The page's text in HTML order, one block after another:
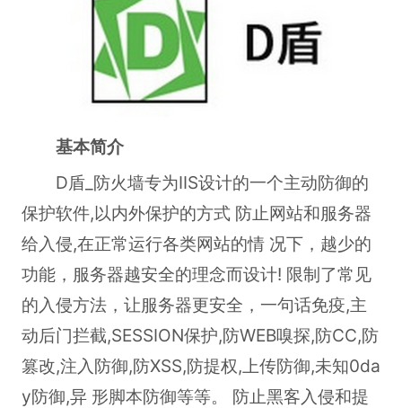
基本简介
D盾_防火墙专为IIS设计的一个主动防御的
保护软件,以内外保护的方式 防止网站和服务器
给入侵,在正常运行各类网站的情 况下，越少的
功能，服务器越安全的理念而设计! 限制了常见
的入侵方法，让服务器更安全，一句话免疫,主
动后门拦截,SESSION保护,防WEB嗅探,防CC,防
篡改,注入防御,防XSS,防提权,上传防御,未知0da
y防御,异 形脚本防御等等。 防止黑客入侵和提